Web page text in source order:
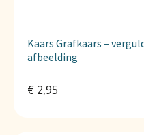
Kaars Grafkaars –
afbeelding
€ 2,95